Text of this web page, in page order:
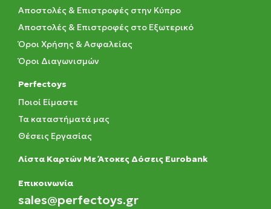
Αποστολές & Επιστροφές στην Κύπρο
Αποστολές & Επιστροφές στο Εξωτερικό
Όροι Χρήσης & Ασφαλείας
Όροι Διαγωνισμών
Perfectoys
Ποιοί Είμαστε
Τα καταστήματά μας
Θέσεις Εργασίας
Λίστα Καρτών Με Άτοκες Δόσεις Eurobank
Eπικοινωνία
sales@perfectoys.gr